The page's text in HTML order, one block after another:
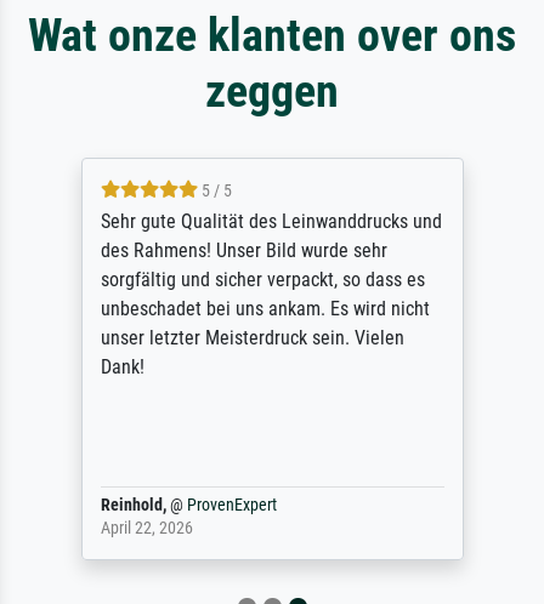
Wat onze klanten over ons
zeggen
5 / 5
Sehr gute Qualität des Leinwanddrucks und
des Rahmens! Unser Bild wurde sehr
sorgfältig und sicher verpackt, so dass es
unbeschadet bei uns ankam. Es wird nicht
unser letzter Meisterdruck sein. Vielen
Dank!
Reinhold,@ ProvenExpert
April 22, 2026